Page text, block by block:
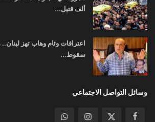
ألف قتيل...
اعترافات وئام وهاب تهز
سقوط...
وسائل التواصل الاجتماعي